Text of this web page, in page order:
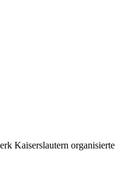
Kaiserslautern organisierte